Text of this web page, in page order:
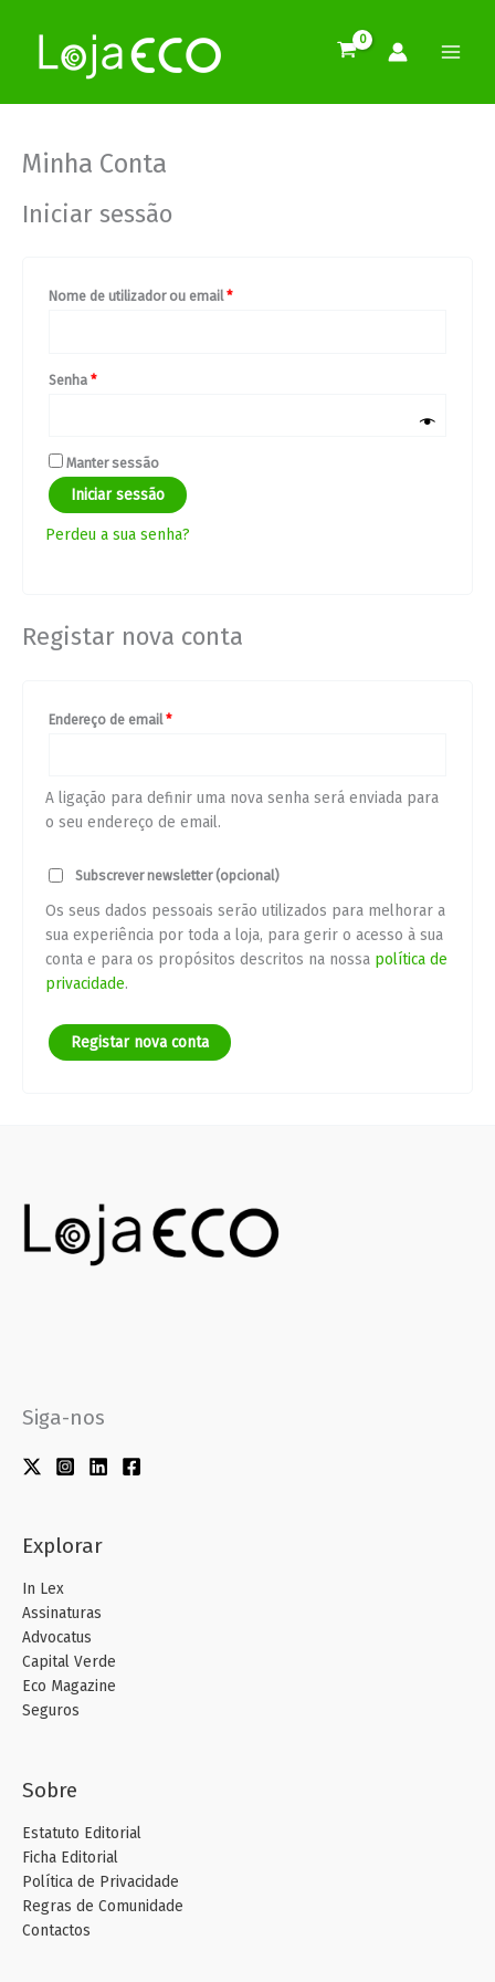
Minha Conta
Iniciar sessão
Nome de utilizador ou email*
Senha *
Manter sessão
Iniciar sessão
Perdeu a sua senha?
Registar nova conta
Endereço de email*
A ligação para definir uma nova senha será enviada para
o seu endereço de email.
Subscrever newsletter (opcional)
Os seus dados pessoais serão utilizados para melhorar a
sua experiência por toda a loja, para gerir o acesso à sua
conta e para os propósitos descritos na nossa política de
privacidade.
Registar nova conta
Siga-nos
Explorar
In Lex
Assinaturas
Advocatus
Capital Verde
Eco Magazine
Seguros
Sobre
Estatuto Editorial
Ficha Editorial
Política de Privacidade
Regras de Comunidade
Contactos